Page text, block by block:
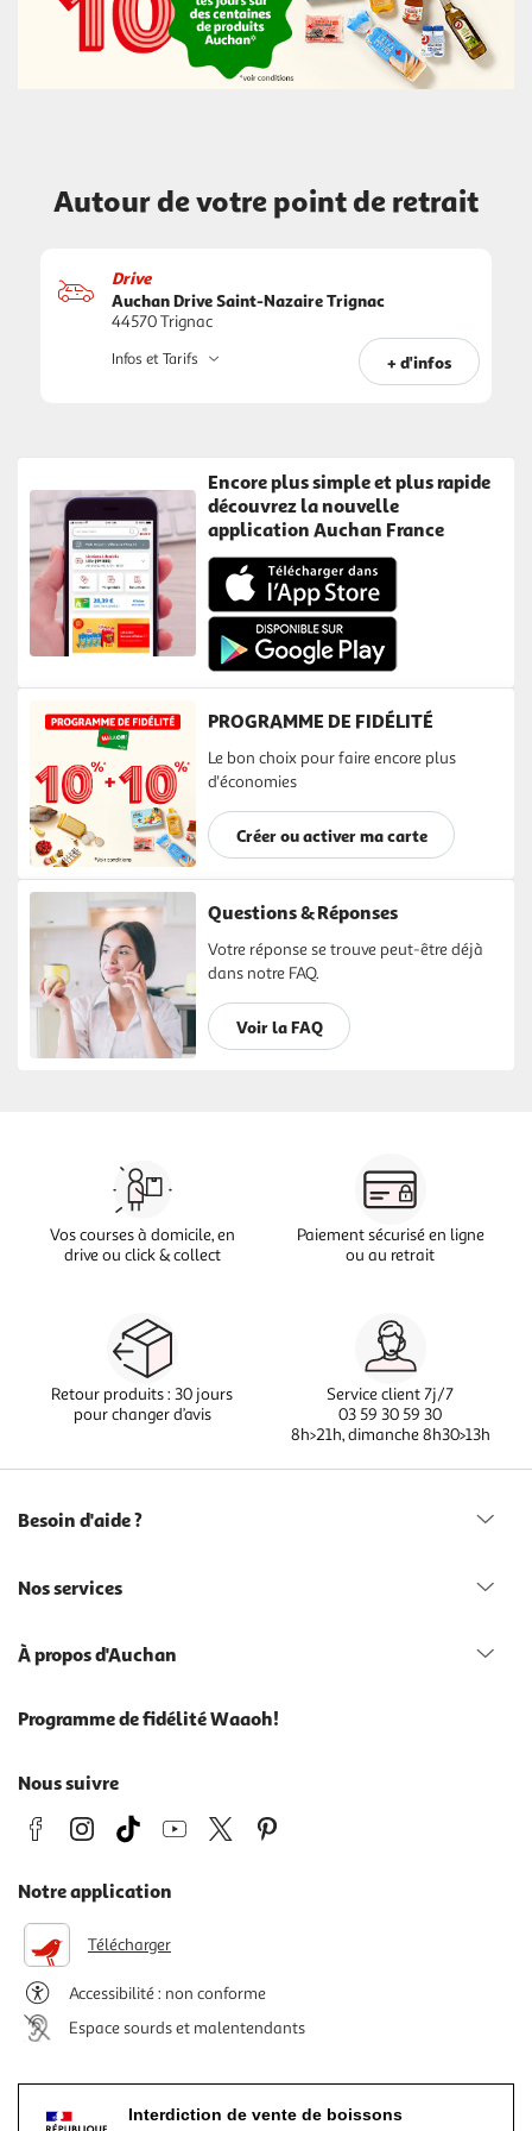
Autour de votre point de retrait
Drive
Auchan Drive Saint-Nazaire Trignac
44570 Trignac
+ d'infos
Infos et Tarifs
Encore plus simple et plus rapide
découvrez la nouvelle
application Auchan France
PROGRAMME DE FIDÉLITÉ
Le bon choix pour faire encore plus
d'économies
Créer ou activer ma carte
Questions & Réponses
Votre réponse se trouve peut-être déjà
dans notre FAQ.
Voir la FAQ
Vos courses à domicile, en
drive ou click & collect
Paiement sécurisé en ligne
ou au retrait
Retour produits : 30 jours
pour changer d’avis
Service client 7j/7
03 59 30 59 30
8h>21h, dimanche 8h30>13h
Besoin d'aide ?
Nos services
À propos d'Auchan
Programme de fidélité Waaoh!
Nous suivre
Notre application
Télécharger
Accessibilité : non conforme
Espace sourds et malentendants
Interdiction de vente de boissons